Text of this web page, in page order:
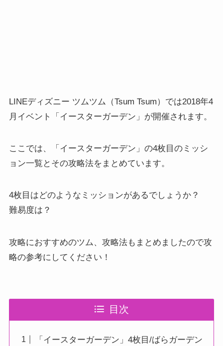
LINEディズニー ツムツム（Tsum Tsum）では2018年4
月イベント「イースターガーデン」が開催されます。
ここでは、「イースターガーデン」の4枚目のミッシ
ョン一覧とその攻略法をまとめています。
4枚目はどのようなミッションがあるでしょうか？
難易度は？
攻略におすすめのツム、攻略法もまとめましたので攻
略の参考にしてください！
目次
「イースターガーデン」4枚目/ばらガーデン